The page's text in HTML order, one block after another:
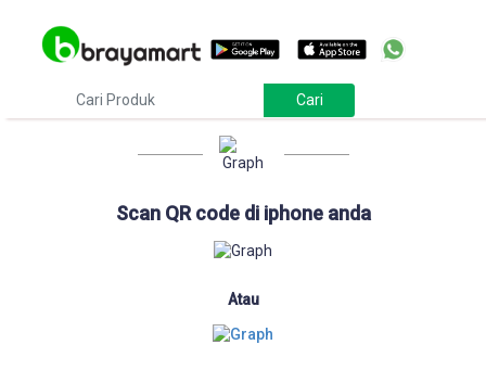
Download
Scan QR code di iphone anda
Atau